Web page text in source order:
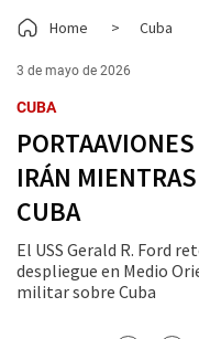
Home > Cuba
3 de mayo de 2026
CUBA
IRÁN
CUBA
El USS Gerald R. Ford
despliegue en Medio
militar sobre Cuba